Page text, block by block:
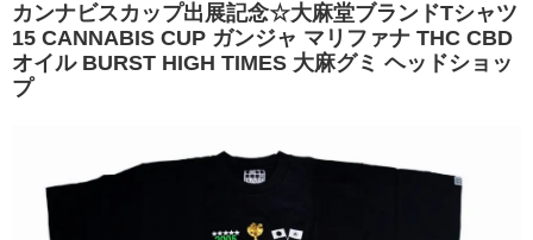
カンナビスカップ出展記念☆大麻堂ブランドTシャツ
15 CANNABIS CUP ガンジャ マリファナ THC CBD
オイル BURST HIGH TIMES 大麻グミ ヘッドショッ
プ